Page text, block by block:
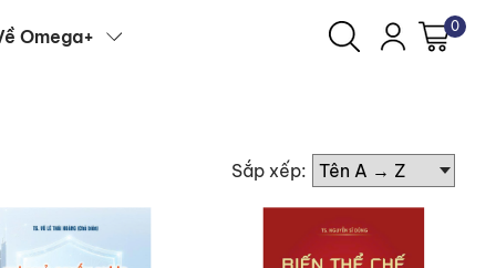
Omega+ 0
Sắp xếp: